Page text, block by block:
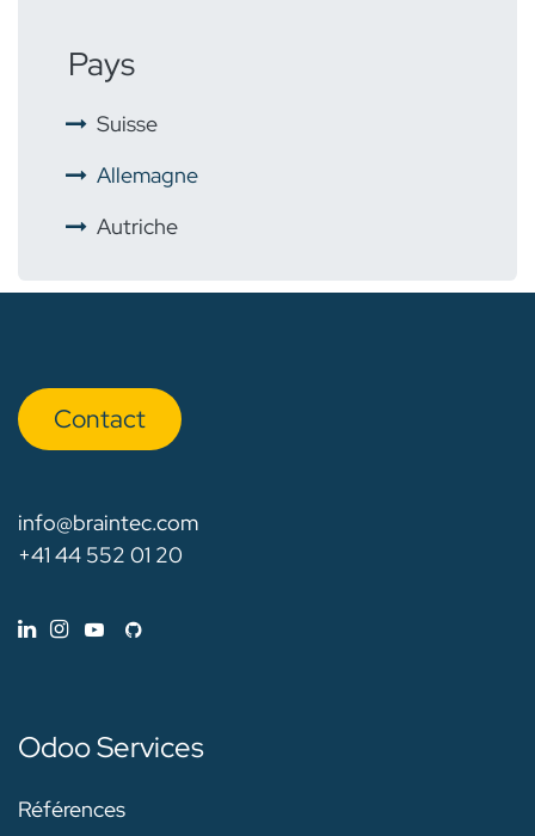
Pays
Suisse
Allemagne
Autriche
Con​​​​tact
info@braintec.com
+41 44 552 01 20
Odoo Services
Références